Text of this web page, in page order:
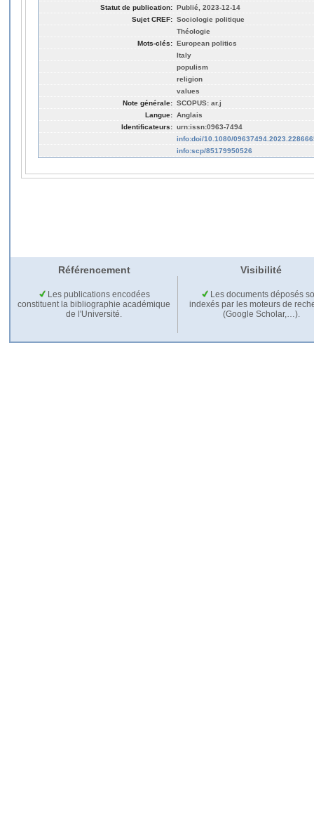
Statut de publication: Publié, 2023-12-14
Sujet CREF: Sociologie politique
Théologie
Mots-clés: European politics
Italy
populism
religion
values
Note générale: SCOPUS: ar.j
Langue: Anglais
Identificateurs: urn:issn:0963-7494
info:doi/10.1080/
info:scp/85179950526
Référencement Visibilité
Les publications encodées
constituent la bibliographie académique
de l'Université.
Les documents déposés
indexés par les moteurs de
(Google Scholar,…).